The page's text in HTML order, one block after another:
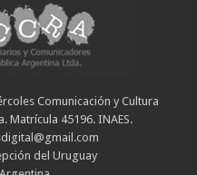
Comunicación y Cultura
Matrícula 45196. INAES.
del Uruguay